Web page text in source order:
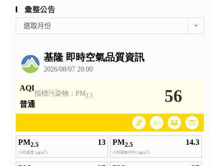
彙整公告
整
選取月份